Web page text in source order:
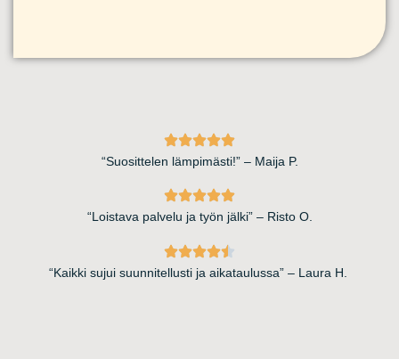
“Suosittelen lämpimästi!” – Maija P.
“Loistava palvelu ja työn jälki” – Risto O.
“Kaikki sujui suunnitellusti ja aikataulussa” – Laura H.